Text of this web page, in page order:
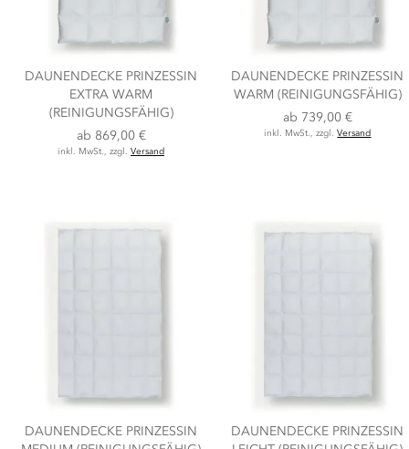
DAUNENDECKE PRINZESSIN
EXTRA WARM
(REINIGUNGSFÄHIG)
ab 869,00 €
inkl. MwSt., zzgl. Versand
DAUNENDECKE PRINZESSIN
WARM (REINIGUNGSFÄHIG)
ab 739,00 €
inkl. MwSt., zzgl.Versand
DAUNENDECKE PRINZESSIN
DAUNENDECKE PRINZESSIN